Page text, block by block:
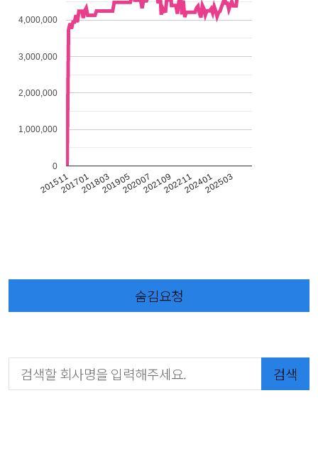
201511201701201803201905202007202109202211202401202503
0
1,000,000
2,000,000
3,000,000
4,000,000
숨김요청
검색